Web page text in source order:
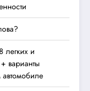
легких и
варианты